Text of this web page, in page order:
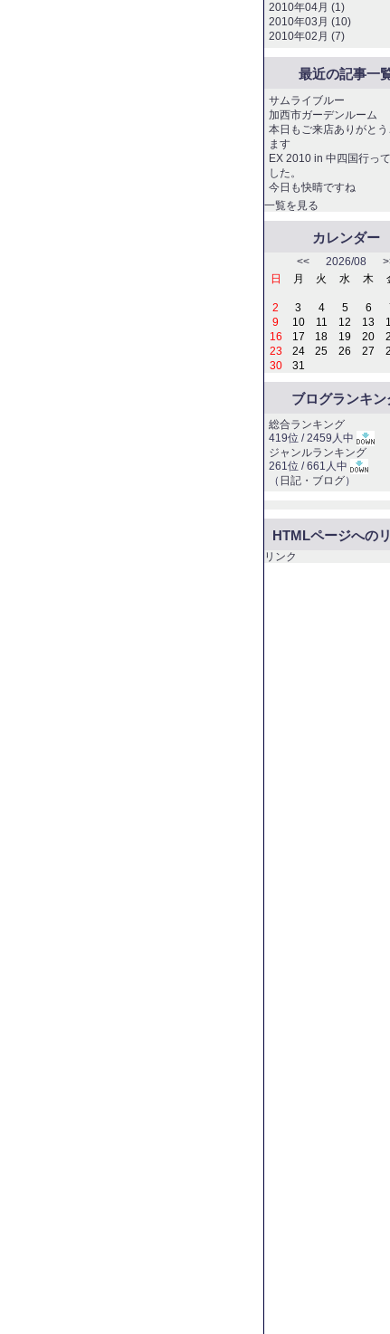
2010年04月 (1)
2010年03月 (10)
2010年02月 (7)
最近の記事一
サムライブルー
加西市ガーデンルーム
本日もご来店ありがと
ます
EX 2010 in 中四国行っ
した。
今日も快晴ですね
一覧を見る
カレンダー
<<2026/08
日
月 火 水 木
2
3 4 5 6
9
10 11 12 13
16
17 18 19 20
23
24 25 26 27
30
31
ブログランキン
総合ランキング
419位 / 2459人中
ジャンルランキング
261位 / 661人中
（ 日記・ブログ）
HTMLページへの
リンク